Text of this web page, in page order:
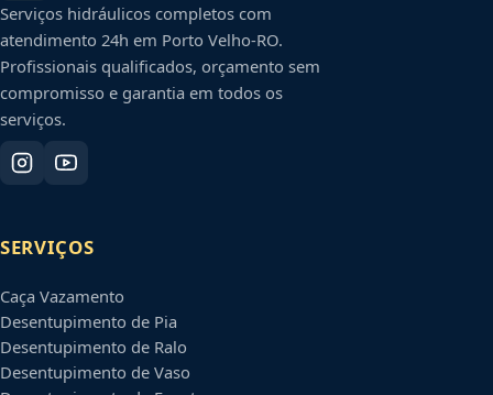
Serviços hidráulicos completos com
atendimento 24h em Porto Velho-RO.
Profissionais qualificados, orçamento sem
compromisso e garantia em todos os
serviços.
SERVIÇOS
Caça Vazamento
Desentupimento de Pia
Desentupimento de Ralo
Desentupimento de Vaso